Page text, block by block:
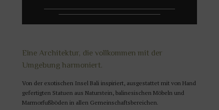
Eine Architektur, die vollkommen mit der
Umgebung harmoniert.
Von der exotischen Insel Bali inspiriert, ausgestattet mit von Hand
gefertigten Statuen aus Naturstein, balinesischen Möbeln und
Marmorfußböden in allen Gemeinschaftsbereichen.